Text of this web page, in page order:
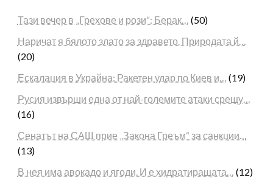
Тази вечер в „Грехове и рози“: Берак… (50)
Наричат я бялото злато за здравето. Природата й…
(20)
Ескалация в Украйна: Ракетен удар по Киев и… (19)
Русия извърши една от най-големите атаки срещу…
(16)
Сенатът на САЩ прие „Закона Греъм“ за санкции…
(13)
В нея има авокадо и ягоди. И е хидратиращата… (12)